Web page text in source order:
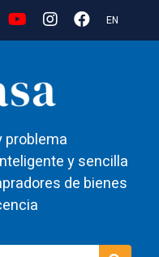
EN
problema
y sencilla
de bienes